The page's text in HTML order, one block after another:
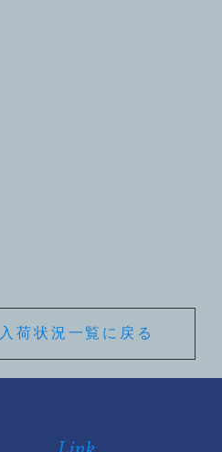
入荷状況一覧に戻る